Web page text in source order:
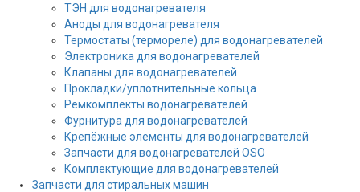
ТЭН для водонагревателя
Аноды для водонагревателя
Термостаты (термореле) для водонагревателей
Электроника для водонагревателей
Клапаны для водонагревателей
Прокладки/уплотнительные кольца
Ремкомплекты водонагревателей
Фурнитура для водонагревателей
Крепёжные элементы для водонагревателей
Запчасти для водонагревателей OSO
Комплектующие для водонагревателей
Запчасти для стиральных машин